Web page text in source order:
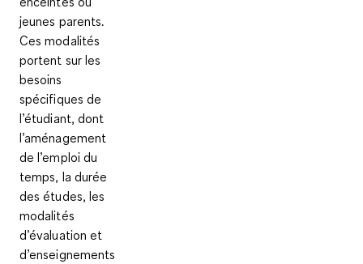
jeunes parents.
Ces modalités
portent sur les
besoins
spécifiques de
l’étudiant, dont
l’aménagement
de l’emploi du
temps, la durée
des études, les
modalités
d’évaluation et
d’enseignements